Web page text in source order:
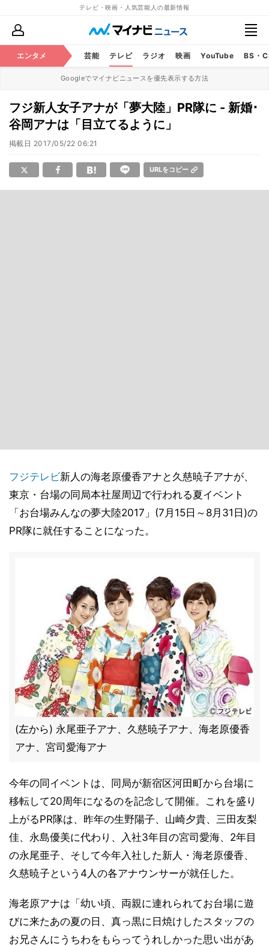
テレビ・映画・人気芸能人の最新情報
エンタメ 芸能 テレビ ラジオ 映画 YouTube BS・
Googleでマイナビニュースを優先表示する方法
フジ新人女子アナが「夢大陸」PR隊に - 新婚･
谷岡アナは「目立てるように」
掲載日 2017/05/22 06:21
URLをコピー
フジテレビ新人の海老原優香アナと久慈暁子アナが、
東京・台場の同局本社屋周辺で行われる夏イベント
「お台場みんなの夢大陸2017」(7月15日～8月31日)の
PR隊に就任することになった。
(左から) 永尾亜子アナ、久慈暁子アナ、海老原優香
アナ、宮司愛海アナ
今年の同イベントは、同局が新宿区河田町から台場に
移転して20周年になるのを記念して開催。これを盛り
上がるPR隊は、昨年の生野陽子、山崎夕貴、三田友梨
佳、永島優美に代わり、入社3年目の宮司愛海、2年目
の永尾亜子、そして今年入社した新人・海老原優香、
久慈暁子という4人の各アナウンサーが就任した。
海老原アナは「幼い頃、両親に連れられてお台場に遊
びに来たあの夏の日、真っ黒に日焼けしたスタッフの
お兄さんにうちわをもらってうれしかった思い出があ